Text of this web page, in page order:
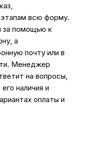
и дачи
LEGO
питомцев
этапам всю форму.
за помощью к
а
почту или в
Менеджер
на вопросы,
наличия и
оплаты и